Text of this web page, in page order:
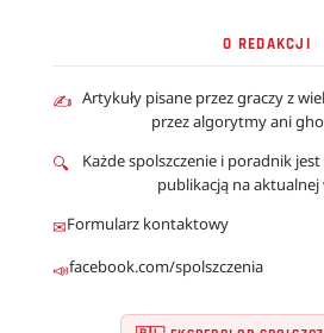
O REDAKCJI
✍ Artykuły pisane przez graczy z
przez algorytmy ani
🔍
Każde spolszczenie i poradnik
publikacją na aktualnej
✉Formularz kontaktowy
📣facebook.com/spolszczenia